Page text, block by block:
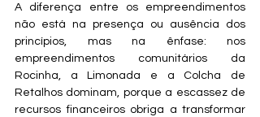
A diferença entre os empreendimentos
não está na presença ou ausência dos
princípios, mas na ênfase: nos
empreendimentos comunitários da
Rocinha, a Limonada e a Colcha de
Retalhos dominam, porque a escassez de
recursos financeiros obriga a transformar